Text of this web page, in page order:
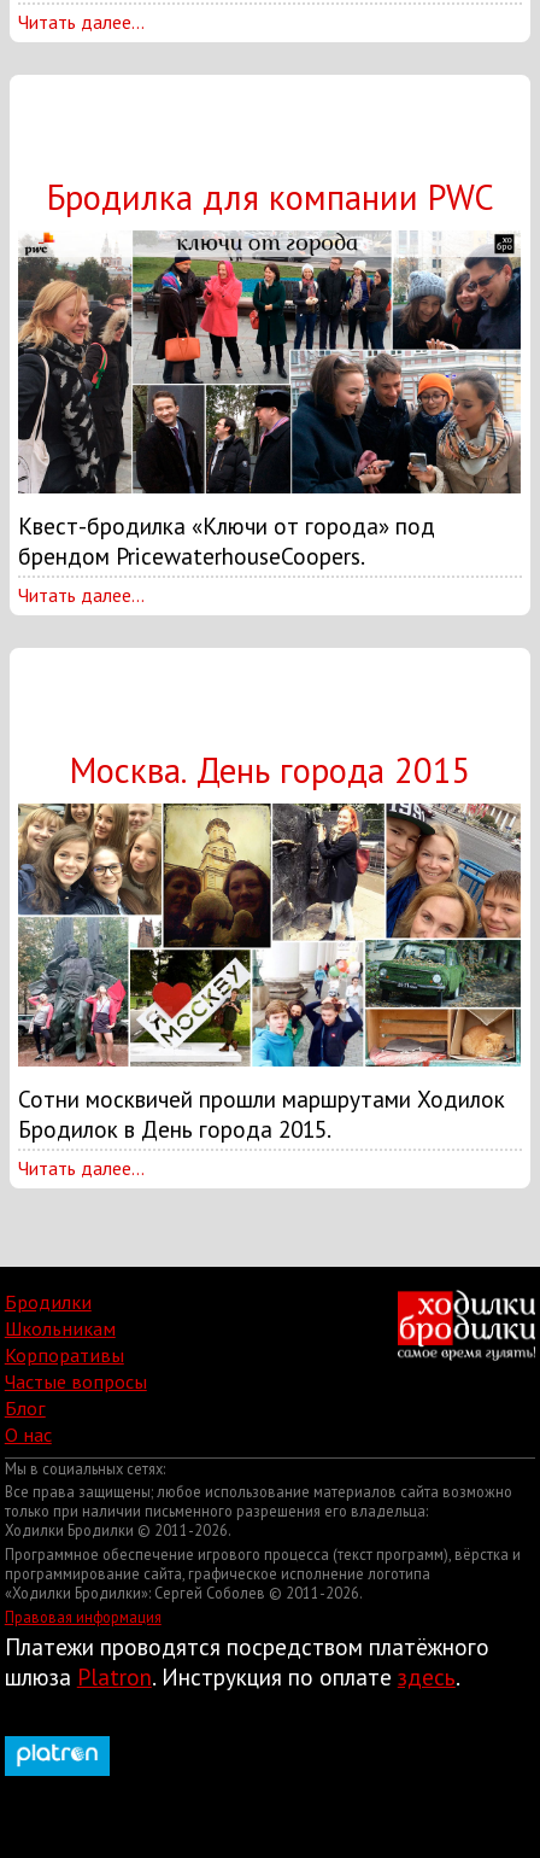
Читать далее...
Бродилка для компании PWC
Квест-бродилка «Ключи от города» под
брендом PricewaterhouseCoopers.
Читать далее...
Москва. День города 2015
Сотни москвичей прошли маршрутами Ходилок
Бродилок в День города 2015.
Читать далее...
Бродилки
Школьникам
Корпоративы
Частые вопросы
Блог
О нас
Мы в социальных сетях:
Все права защищены; любое использование материалов сайта возможно
только при наличии письменного разрешения его владельца:
Ходилки Бродилки © 2011-2026.
Программное обеспечение игрового процесса (текст программ), вёрстка и
программирование сайта, графическое исполнение логотипа
«Ходилки Бродилки»: Сергей Соболев © 2011-2026.
Правовая информация
Платежи проводятся посредством платёжного
шлюза Platron. Инструкция по оплате здесь.